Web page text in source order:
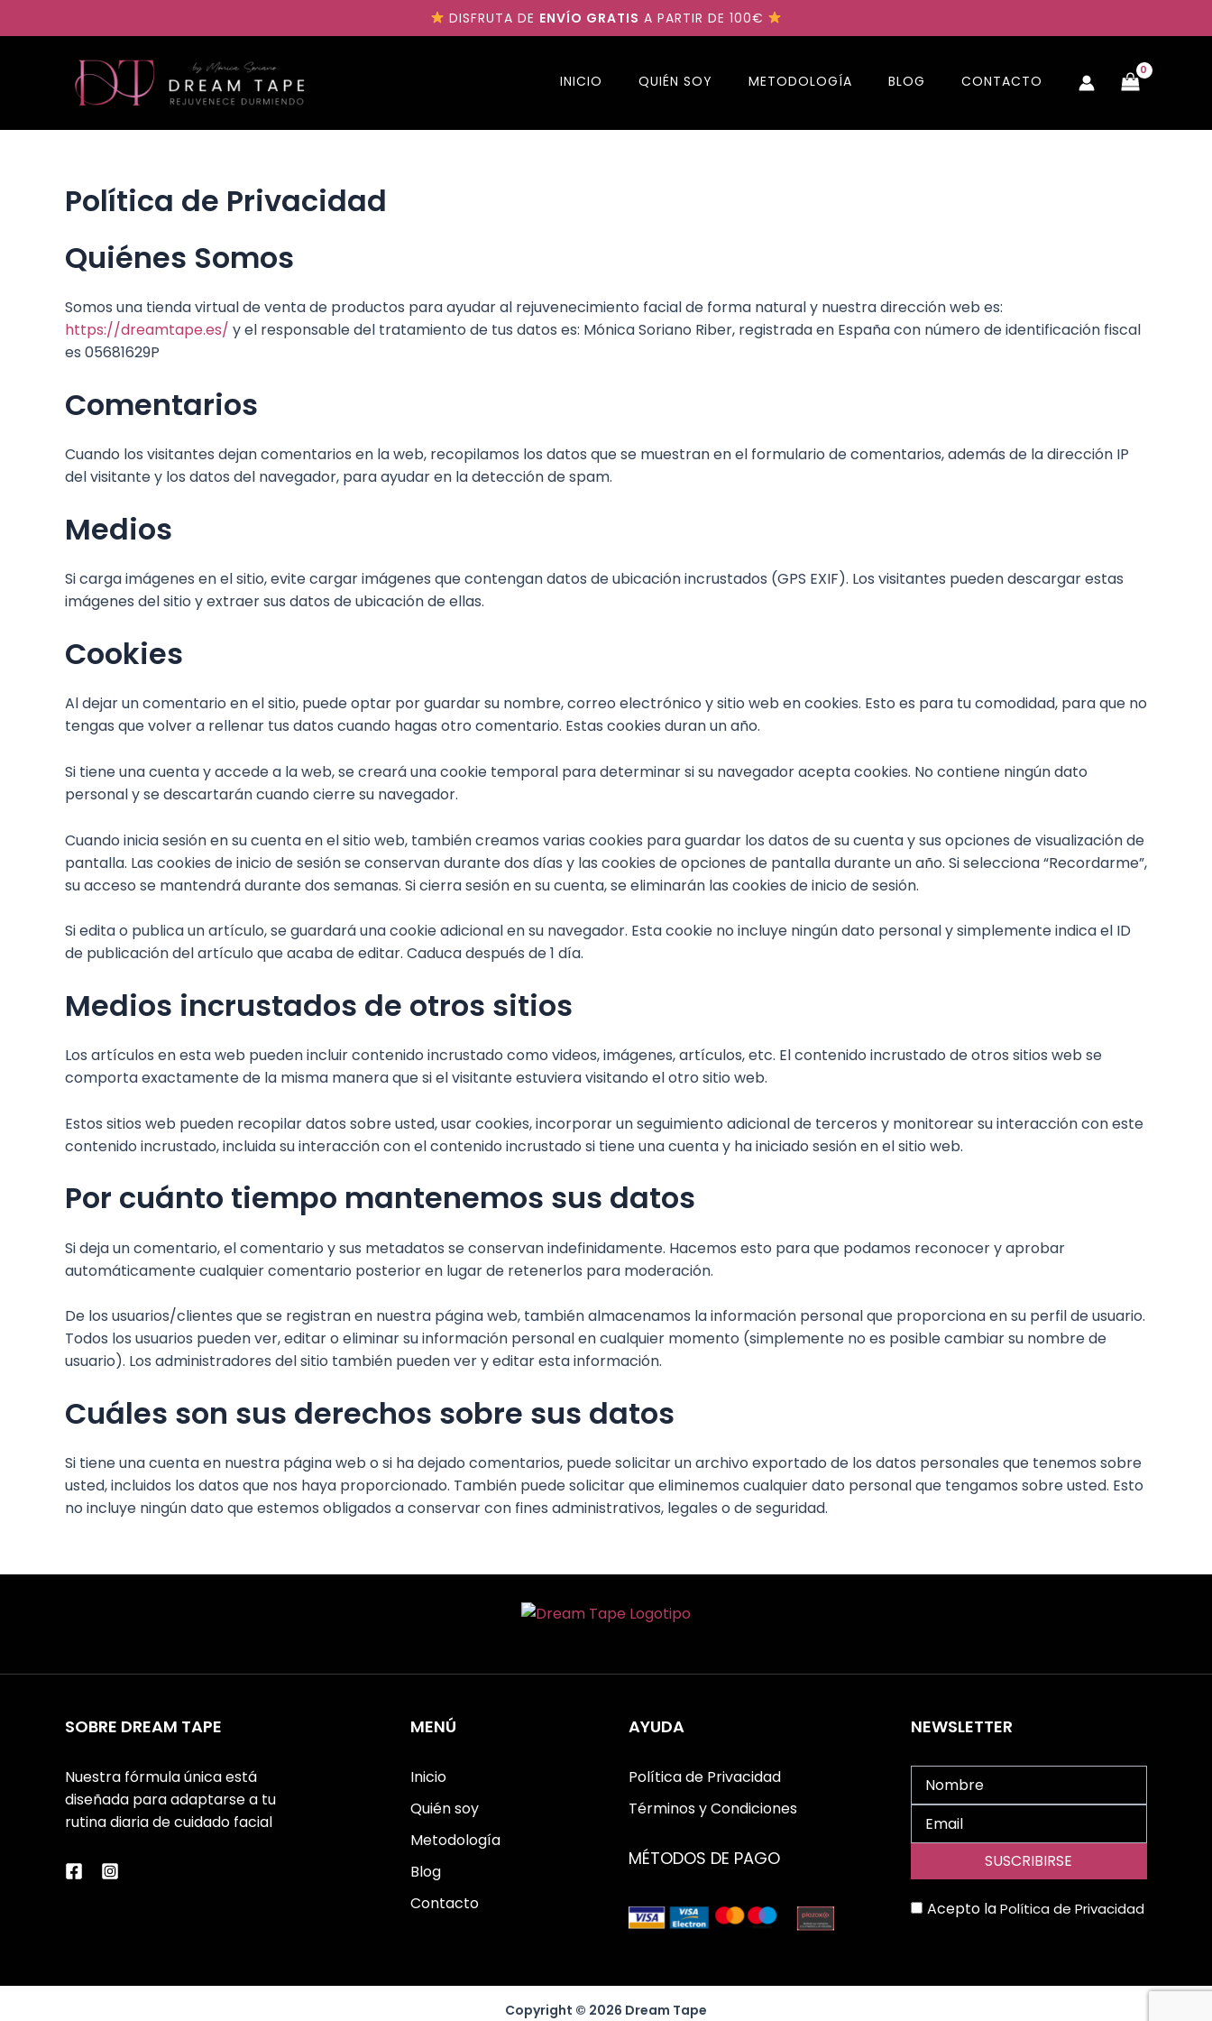
al
DISFRUTA DE ENVÍO GRATIS A PARTIR DE 100€
INICIO QUIÉN SOY METODOLOGÍA BLOG CONTACTO
Política de Privacidad
Quiénes Somos
Somos una tienda virtual de venta de productos para ayudar al rejuvenecimiento facial de forma natural y nuestra dirección web es:
https://dreamtape.es/ y el responsable del tratamiento de tus datos es: Mónica Soriano Riber, registrada en España con número de identificación fiscal
es 05681629P
Comentarios
Cuando los visitantes dejan comentarios en la web, recopilamos los datos que se muestran en el formulario de comentarios, además de la dirección IP
del visitante y los datos del navegador, para ayudar en la detección de spam.
Medios
Si carga imágenes en el sitio, evite cargar imágenes que contengan datos de ubicación incrustados (GPS EXIF). Los visitantes pueden descargar estas
imágenes del sitio y extraer sus datos de ubicación de ellas.
Cookies
Al dejar un comentario en el sitio, puede optar por guardar su nombre, correo electrónico y sitio web en cookies. Esto es para tu comodidad, para que no
tengas que volver a rellenar tus datos cuando hagas otro comentario. Estas cookies duran un año.
Si tiene una cuenta y accede a la web, se creará una cookie temporal para determinar si su navegador acepta cookies. No contiene ningún dato
personal y se descartarán cuando cierre su navegador.
Cuando inicia sesión en su cuenta en el sitio web, también creamos varias cookies para guardar los datos de su cuenta y sus opciones de visualización de
pantalla. Las cookies de inicio de sesión se conservan durante dos días y las cookies de opciones de pantalla durante un año. Si selecciona “Recordarme”,
su acceso se mantendrá durante dos semanas. Si cierra sesión en su cuenta, se eliminarán las cookies de inicio de sesión.
Si edita o publica un artículo, se guardará una cookie adicional en su navegador. Esta cookie no incluye ningún dato personal y simplemente indica el ID
de publicación del artículo que acaba de editar. Caduca después de 1 día.
Medios incrustados de otros sitios
Los artículos en esta web pueden incluir contenido incrustado como videos, imágenes, artículos, etc. El contenido incrustado de otros sitios web se
comporta exactamente de la misma manera que si el visitante estuviera visitando el otro sitio web.
Estos sitios web pueden recopilar datos sobre usted, usar cookies, incorporar un seguimiento adicional de terceros y monitorear su interacción con este
contenido incrustado, incluida su interacción con el contenido incrustado si tiene una cuenta y ha iniciado sesión en el sitio web.
Por cuánto tiempo mantenemos sus datos
Si deja un comentario, el comentario y sus metadatos se conservan indefinidamente. Hacemos esto para que podamos reconocer y aprobar
automáticamente cualquier comentario posterior en lugar de retenerlos para moderación.
De los usuarios/clientes que se registran en nuestra página web, también almacenamos la información personal que proporciona en su perfil de usuario.
Todos los usuarios pueden ver, editar o eliminar su información personal en cualquier momento (simplemente no es posible cambiar su nombre de
usuario). Los administradores del sitio también pueden ver y editar esta información.
Cuáles son sus derechos sobre sus datos
Si tiene una cuenta en nuestra página web o si ha dejado comentarios, puede solicitar un archivo exportado de los datos personales que tenemos sobre
usted, incluidos los datos que nos haya proporcionado. También puede solicitar que eliminemos cualquier dato personal que tengamos sobre usted. Esto
no incluye ningún dato que estemos obligados a conservar con fines administrativos, legales o de seguridad.
SOBRE DREAM TAPE
Nuestra fórmula única está
diseñada para adaptarse a tu
rutina diaria de cuidado facial
MENÚ
Inicio
Quién soy
Metodología
Blog
Contacto
AYUDA
Política de Privacidad
Términos y Condiciones
MÉTODOS DE PAGO
NEWSLETTER
Acepto laPolítica de Privacidad
Copyright © 2026 Dream Tape